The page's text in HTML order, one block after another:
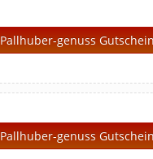
Pallhuber-genuss
Pallhuber-genuss